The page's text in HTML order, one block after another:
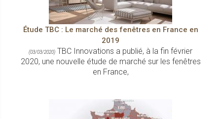
Étude TBC : Le marché des fenêtres en France en
2019
(03/03/2020) TBC Innovations a publié, à la fin février
2020, une nouvelle étude de marché sur les fenêtres
en France,